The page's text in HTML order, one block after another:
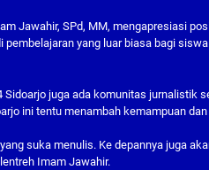
Jawahir, SPd, MM, mengapresiasi
pembelajaran yang luar biasa bagi
Sidoarjo juga ada komunitas
ini tentu menambah kemampuan
suka menulis. Ke depannya juga
Imam Jawahir.